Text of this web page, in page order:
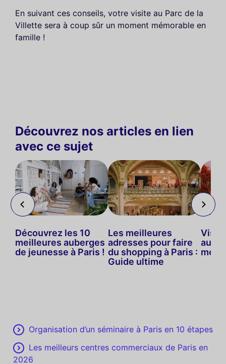
En suivant ces conseils, votre visite au Parc de la
Villette sera à coup sûr un moment mémorable en
famille !
Découvrez nos articles en lien
avec ce sujet
Découvrez les 10
meilleures auberges
de jeunesse à Paris !
Les meilleures
adresses pour faire
du shopping à Paris :
Guide ultime
Organisation d’un séminaire à Paris en 10 étapes
Les meilleurs centres commerciaux de Paris en
2026